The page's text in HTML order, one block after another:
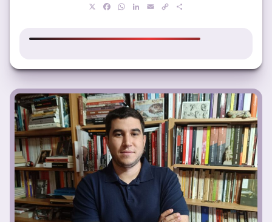
Facebook
WhatsApp
LinkedIn
EmailCopy